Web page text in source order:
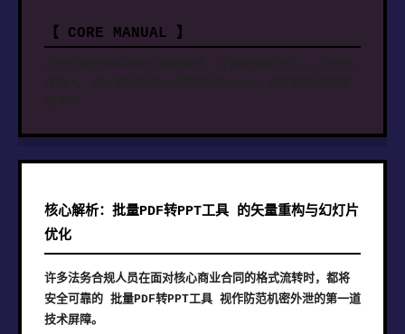
【 CORE MANUAL 】
核心解析：批量PDF转PPT工具 的矢量重构与幻灯片
优化
许多法务合规人员在面对核心商业合同的格式流转时，都将
安全可靠的 批量PDF转PPT工具 视作防范机密外泄的第一道
技术屏障。